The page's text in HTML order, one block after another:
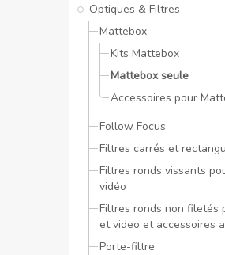
Optiques & Filtres
Mattebox
Kits Mattebox
Mattebox seule
Accessoires pour
Follow Focus
Filtres carrés et
Filtres ronds vissants
vidéo
Filtres ronds non filetés
et video et accessoires
Porte-filtre